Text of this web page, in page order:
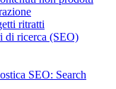
ritratti
di ricerca (SEO)
SEO: Search